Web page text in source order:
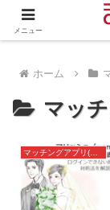
婚活や出
ホーム
マッ
メニュー